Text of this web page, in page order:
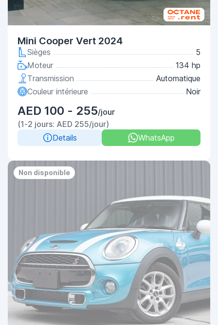
Mini Cooper Vert 2024
Sièges
5
Moteur
134 hp
Transmission
Automatique
Couleur intérieure
Noir
AED 100 - 255/jour
(1-2 jours: AED 255/jour)
Details
WhatsApp
Non disponible